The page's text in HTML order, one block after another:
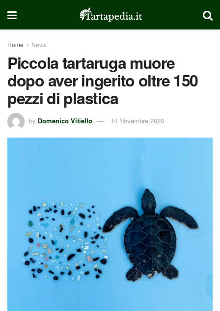
Home News
Piccola tartaruga muore
dopo aver ingerito oltre 150
pezzi di plastica
by Domenico Vitiello 14 Novembre 2020